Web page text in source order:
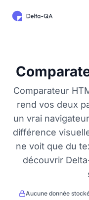
Comparateur
rend vos deux
un vrai
différence
ne voit que du
découvrir
Aucune donnée